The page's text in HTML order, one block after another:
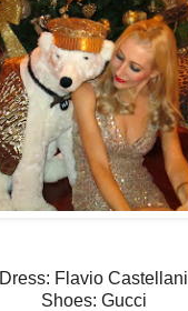
Dress: Flavio Castellani
Shoes: Gucci